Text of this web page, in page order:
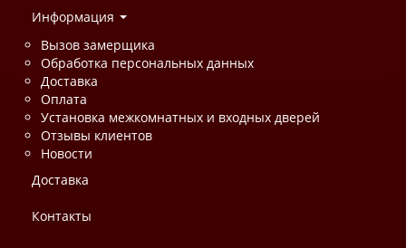
Информация
Вызов замерщика
Обработка персональных данных
Доставка
Оплата
Установка межкомнатных и входных дверей
Отзывы клиентов
Новости
Доставка
Контакты